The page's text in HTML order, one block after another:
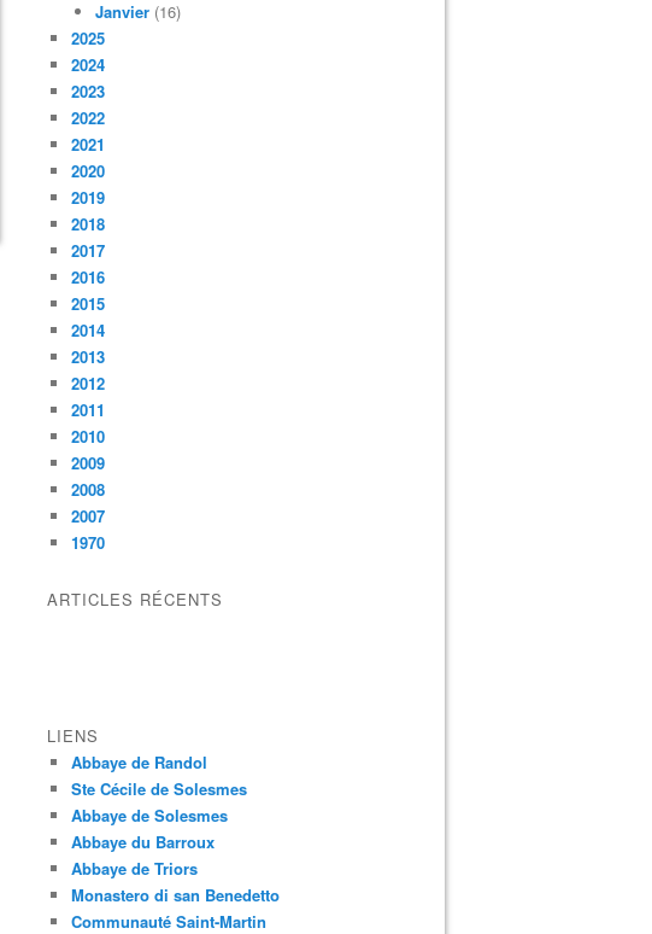
Janvier (16)
2025
2024
2023
2022
2021
2020
2019
2018
2017
2016
2015
2014
2013
2012
2011
2010
2009
2008
2007
1970
ARTICLES RÉCENTS
LIENS
Abbaye de Randol
Ste Cécile de Solesmes
Abbaye de Solesmes
Abbaye du Barroux
Abbaye de Triors
Monastero di san Benedetto
Communauté Saint-Martin